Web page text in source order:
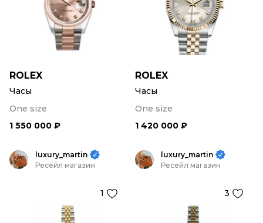
ROLEX
Часы
One size
1 550 000 ₽
ROLEX
Часы
One size
1 420 000 ₽
luxury_martin
Ресейл магазин
1
luxury_martin
Ресейл магазин
3